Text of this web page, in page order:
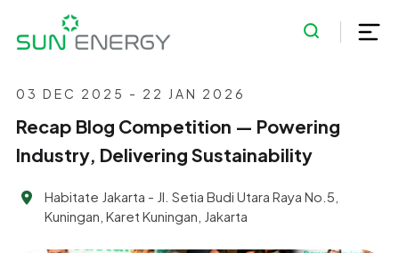
03 DEC 2025 - 22 JAN 2026
Recap Blog Competition — Powering
Industry, Delivering Sustainability
Habitate Jakarta - Jl. Setia Budi Utara Raya No.5,
Kuningan, Karet Kuningan, Jakarta